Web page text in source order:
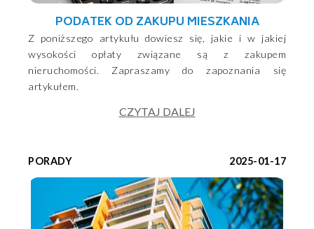
PODATEK OD ZAKUPU MIESZKANIA
Z poniższego artykułu dowiesz się, jakie i w jakiej
wysokości opłaty związane są z zakupem
nieruchomości. Zapraszamy do zapoznania się
artykułem.
CZYTAJ DALEJ
PORADY 2025-01-17